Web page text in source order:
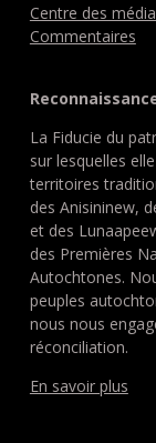
Centre des
Commentaires
La Fiducie du
sur lesquelles
territoires
des Anisininew,
et des
des Premières
Autochtones.
peuples
nous nous
réconciliation.
En savoir plus